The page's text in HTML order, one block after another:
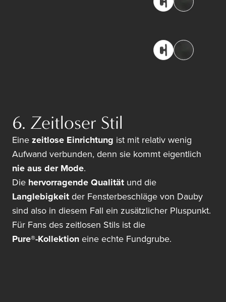
6. Zeitloser Stil
Einezeitlose Einrichtung ist mit relativ wenig
Aufwand verbunden, denn sie kommt eigentlich
nie aus der Mode.
Die hervorragende Qualität und die
Langlebigkeitder Fensterbeschläge von Dauby
sind also in diesem Fall ein zusätzlicher Pluspunkt.
Für Fans des zeitlosen Stils ist die
Pure®-Kollektion eine echte Fundgrube.